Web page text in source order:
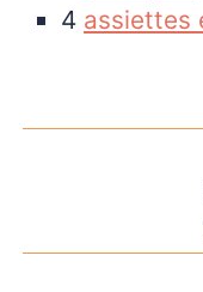
4 assiettes